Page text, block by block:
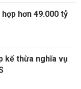
hơn 49.000 tỷ
kế thừa nghĩa vụ